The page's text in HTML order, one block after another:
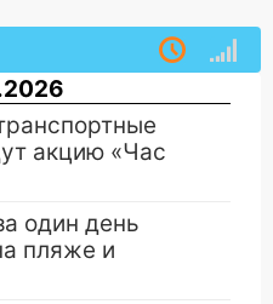
акцию «Час
один день
пляже и